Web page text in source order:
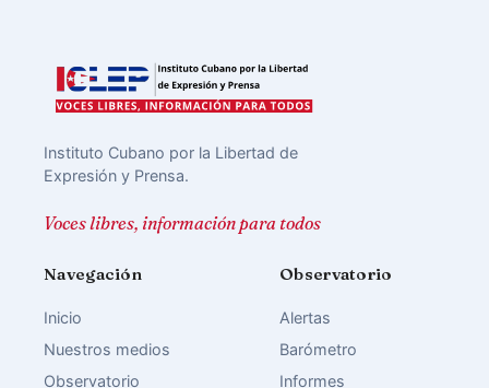
Instituto Cubano por la Libertad de
Expresión y Prensa.
Voces libres, información para todos
Navegación
Inicio
Nuestros medios
Observatorio
Observatorio
Alertas
Barómetro
Informes